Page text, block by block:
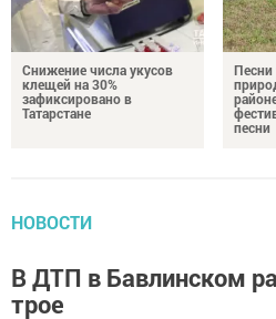
Снижение числа укусов
клещей на 30%
зафиксировано в
Татарстане
Песни
песни
НОВОСТИ
В ДТП в Бавлинском
трое